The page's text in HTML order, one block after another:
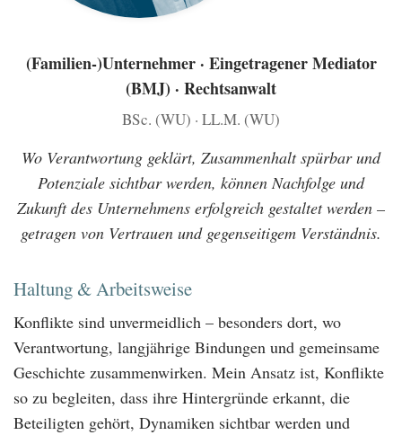
(Familien-)Unternehmer · Eingetragener Mediator
(BMJ) · Rechtsanwalt
BSc. (WU) · LL.M. (WU)
Wo Verantwortung geklärt, Zusammenhalt spürbar und
Potenziale sichtbar werden, können Nachfolge und
Zukunft des Unternehmens erfolgreich gestaltet werden –
getragen von Vertrauen und gegenseitigem Verständnis.
Haltung & Arbeitsweise
Konflikte sind unvermeidlich – besonders dort, wo
Verantwortung, langjährige Bindungen und gemeinsame
Geschichte zusammenwirken. Mein Ansatz ist, Konflikte
so zu begleiten, dass ihre Hintergründe erkannt, die
Beteiligten gehört, Dynamiken sichtbar werden und